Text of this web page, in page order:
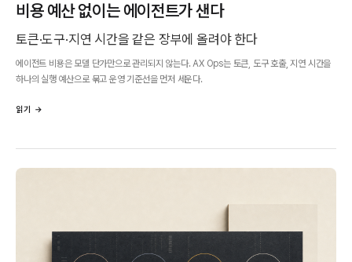
비용 예산 없이는 에이전트가 샌다
토큰·도구·지연 시간을 같은 장부에 올려야 한다
에이전트 비용은 모델 단가만으로 관리되지 않는다. AX Ops는 토큰, 도구 호출, 지연 시간을
하나의 실행 예산으로 묶고 운영 기준선을 먼저 세운다.
읽기 →